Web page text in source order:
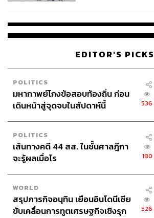
EDITOR'S PICKS
POLITICS
มหากาพย์โกงข้อสอบท้องถิ่น ก่อน
เดินหน้าสู่จุดจบในสัปดาห์นี้
536
POLITICS
เส้นทางคดี 44 สส. ในชั้นศาลฎีกา
จะรู้ผลเมื่อไร
180
WORLD
สรุปภารกิจอนุทิน เยือนอินโดนีเซีย
ขับเคลื่อนการทูตเศรษฐกิจเชิงรุก
526